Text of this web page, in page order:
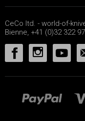
CeCo ltd. - world-of-
Bienne, +41 (0)32 322